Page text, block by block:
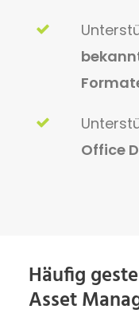
Office
Häufig
Asset